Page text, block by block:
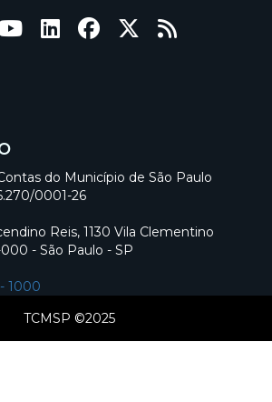
do Município de São Paulo
0001-26
Reis, 1130 Vila Clementino
- São Paulo - SP
1000
TCMSP ©2025